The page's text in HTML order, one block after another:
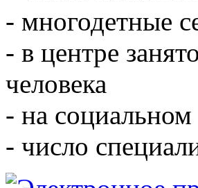
- многодетные
- в центре
человека
- на
- число